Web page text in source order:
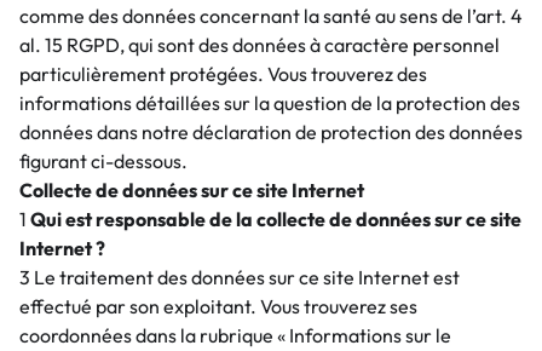
comme des données concernant la santé au sens de l’art. 4
al. 15 RGPD, qui sont des données à caractère personnel
particulièrement protégées. Vous trouverez des
informations détaillées sur la question de la protection des
données dans notre déclaration de protection des données
figurant ci-dessous.
Collecte de données sur ce site Internet
1 Qui est responsable de la collecte de données sur ce site
Internet ?
3 Le traitement des données sur ce site Internet est
effectué par son exploitant. Vous trouverez ses
coordonnées dans la rubrique « Informations sur le